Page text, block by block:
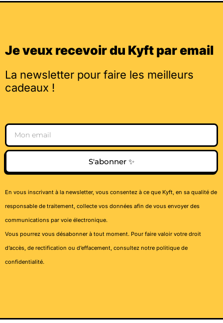
Je veux recevoir du Kyft par email
La newsletter pour faire les meilleurs
cadeaux !
Email
S'abonner ✨
En vous inscrivant à la newsletter, vous consentez à ce que Kyft, en sa qualité de
responsable de traitement, collecte vos données afin de vous envoyer des
communications par voie électronique.
Vous pourrez vous désabonner à tout moment. Pour faire valoir votre droit
d’accès, de rectification ou d’effacement, consultez notre politique de
confidentialité.